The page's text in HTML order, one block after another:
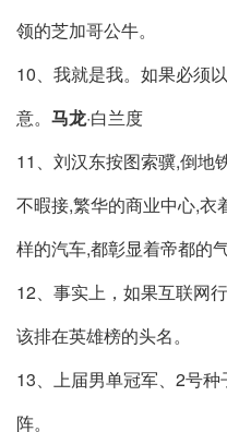
领的芝加哥公牛。
10、我就是我。如果必须
意。 马龙·白兰度
11、刘汉东按图索骥,倒地
不暇接,繁华的商业中心,衣
样的汽车,都彰显着帝都的气
12、事实上，如果互联网
该排在英雄榜的头名。
13、上届男单冠军、2号种
阵。